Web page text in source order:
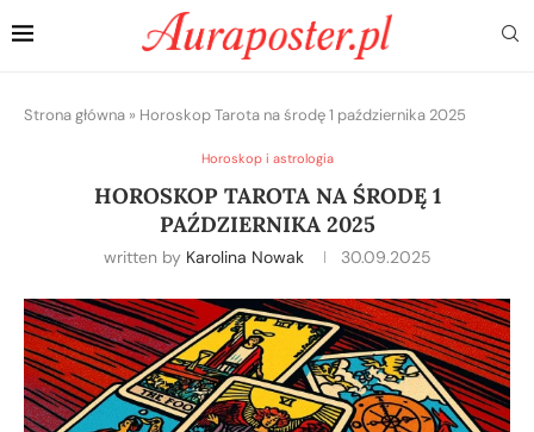
Strona główna » Horoskop Tarota na środę 1 października 2025
Horoskop i astrologia
HOROSKOP TAROTA NA ŚRODĘ 1
PAŹDZIERNIKA 2025
written by Karolina Nowak 30.09.2025